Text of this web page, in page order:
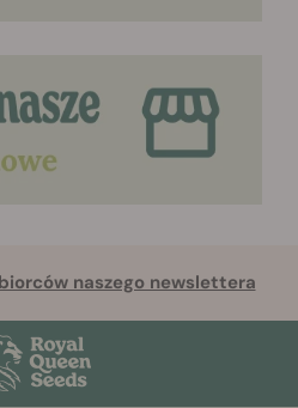
naszego newslettera